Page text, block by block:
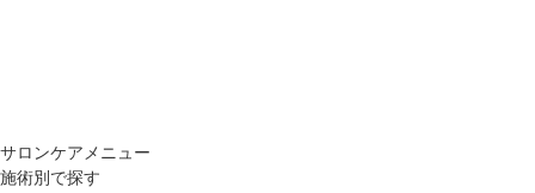
サロンケアメニュー
施術別で探す